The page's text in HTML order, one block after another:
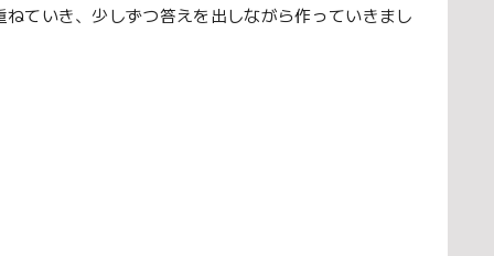
ていき、少しずつ答えを出しながら作っていきまし